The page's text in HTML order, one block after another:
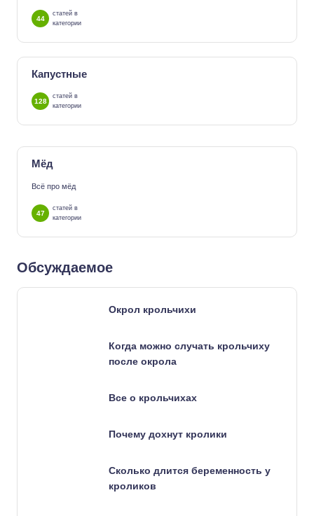
44
статей в
категории
Капустные
128
статей в
категории
Мёд
Всё про мёд
47
статей в
категории
Обсуждаемое
Окрол крольчихи
Когда можно случать крольчиху
после окрола
Все о крольчихах
Почему дохнут кролики
Сколько длится беременность у
кроликов